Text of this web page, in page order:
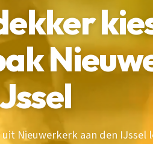
Nieuwerkerk aan den IJssel